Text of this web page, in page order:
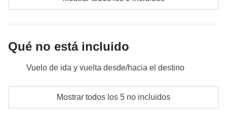
Un total de unas 5 horas de viaje
Qué no está incluido
Vuelo de ida y vuelta desde/hacia el destino
Comidas y bebidas donde no esté indicado
Mostrar todos los 5 no incluidos